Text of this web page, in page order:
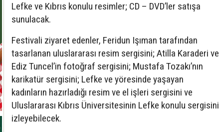
Lefke ve Kıbrıs konulu resimler; CD – DVD’ler satışa
sunulacak.
Festivali ziyaret edenler, Feridun Işıman tarafından
tasarlanan uluslararası resim sergisini; Atilla Karaderi ve
Ediz Tuncel’in fotoğraf sergisini; Mustafa Tozakı’nın
karikatür sergisini; Lefke ve yöresinde yaşayan
kadınların hazırladığı resim ve el işleri sergisini ve
Uluslararası Kıbrıs Üniversitesinin Lefke konulu sergisini
izleyebilecek.